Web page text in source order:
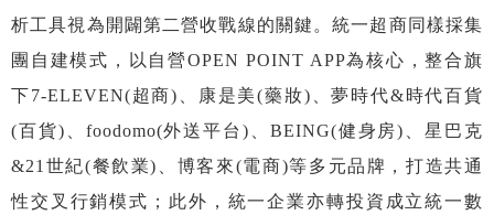
析工具視為開闢第二營收戰線的關鍵。統一超商同樣採集
團自建模式，以自營OPEN POINT APP為核心，整合旗
下7-ELEVEN(超商)、康是美(藥妝)、夢時代&時代百貨
(百貨)、foodomo(外送平台)、BEING(健身房)、星巴克
&21世紀(餐飲業)、博客來(電商)等多元品牌，打造共通
性交叉行銷模式；此外，統一企業亦轉投資成立統一數